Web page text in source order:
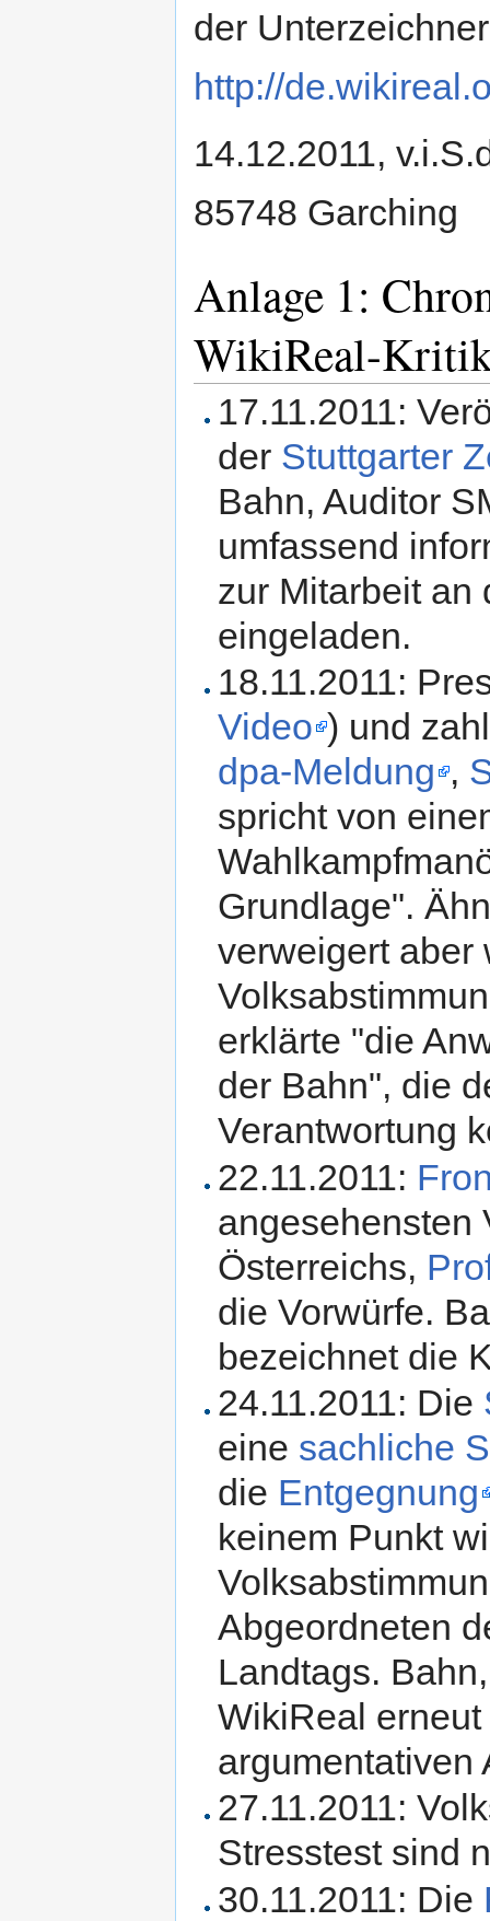
der
http://
14.12.2011,
85748 Garching
Anlage 1:
WikiReal-
17.11.2011:
der Stuttgarter
Bahn, Auditor
umfassend
zur Mitarbeit an
eingeladen.
18.11.2011:
Video ) und
dpa-Meldung ,
spricht von
Grundlage".
verweigert aber
erklärte "die
der Bahn", die
Verantwortung
22.11.2011:
angesehensten
Österreichs,
die Vorwürfe.
bezeichnet die
24.11.2011: Die
eine sachliche
die Entgegnung
keinem Punkt
Abgeordneten
Landtags.
WikiReal
argumentativen
27.11.2011:
Stresstest sind
30.11.2011: Die